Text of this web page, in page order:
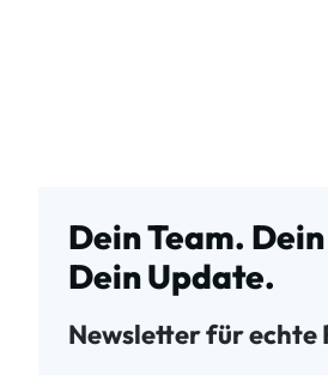
Dein Team.
Dein Update.
Newsletter für echte